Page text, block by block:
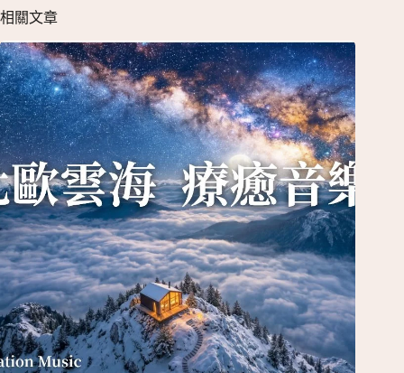
相關文章